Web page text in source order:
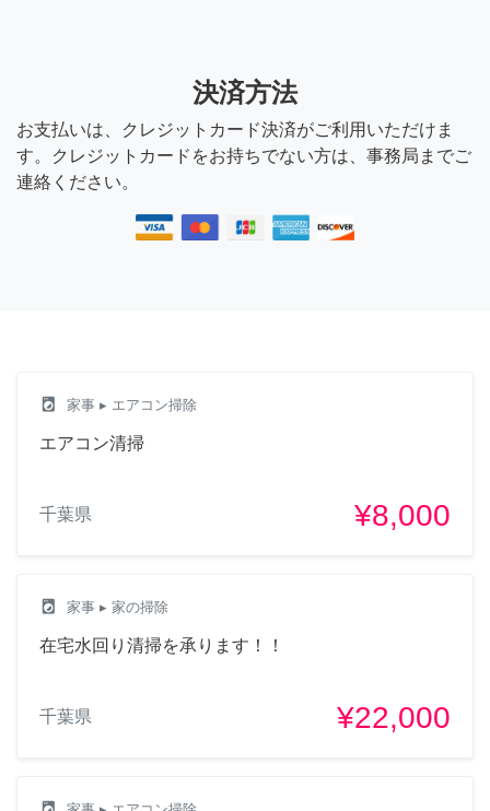
決済方法
お支払いは、クレジットカード決済がご利用いただけま
す。クレジットカードをお持ちでない方は、事務局までご
連絡ください。
local_laundry_service 家事 ▸ エアコン掃除
エアコン清掃
千葉県 ¥8,000
local_laundry_service 家事 ▸ 家の掃除
在宅水回り清掃を承ります！！
千葉県 ¥22,000